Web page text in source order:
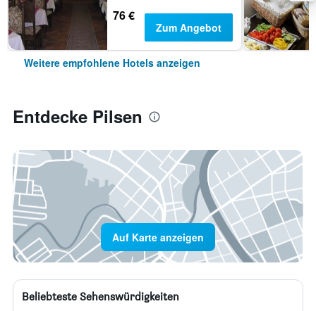
76 €
Zum Angebot
Weitere empfohlene Hotels anzeigen
Entdecke Pilsen
Auf Karte anzeigen
Beliebteste Sehenswürdigkeiten